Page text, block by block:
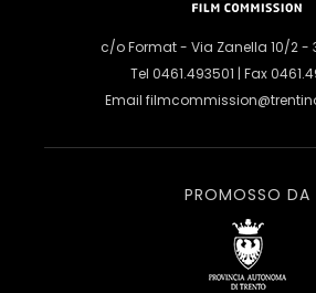
c/o Format - Via Zanella 10/2 -
Tel 0461.493501 | Fax
Email
PROMOSSO DA